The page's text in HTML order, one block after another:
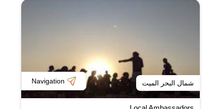
شمال البحر الميت Navigation